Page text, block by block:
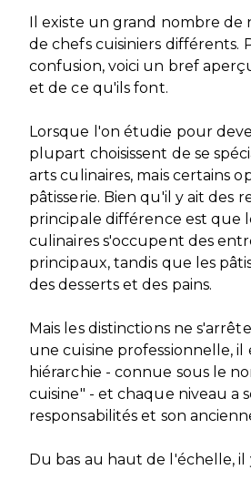
Il existe un grand nombre de
de chefs cuisiniers différents.
confusion, voici un bref
et de ce qu'ils font.
Lorsque l'on étudie pour
plupart choisissent de se
arts culinaires, mais certains
pâtisserie. Bien qu'il y ait des
principale différence est que
culinaires s'occupent des
principaux, tandis que les
des desserts et des pains.
Mais les distinctions ne
une cuisine professionnelle, il
hiérarchie - connue sous le
cuisine" - et chaque niveau a
responsabilités et son
Du bas au haut de l'échelle, il